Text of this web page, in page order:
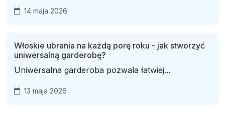
14 maja 2026
Włoskie ubrania na każdą porę roku - jak stworzyć
uniwersalną garderobę?
Uniwersalna garderoba pozwala łatwiej...
13 maja 2026